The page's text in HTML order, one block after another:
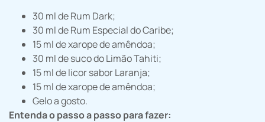
30 ml de Rum Dark;
30 ml de Rum Especial do Caribe;
15 ml de xarope de amêndoa;
30 ml de suco do Limão Tahiti;
15 ml de licor sabor Laranja;
15 ml de xarope de amêndoa;
Gelo a gosto.
Entenda o passo a passo para fazer: